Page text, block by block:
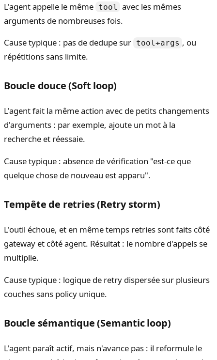
L'agent appelle le même tool
avec les mêmes
arguments de nombreuses fois.
Cause typique : pas de dedupe sur tool+args , ou
répétitions sans limite.
Boucle douce (Soft loop)
L'agent fait la même action avec de petits changements
d'arguments : par exemple, ajoute un mot à la
recherche et réessaie.
Cause typique : absence de vérification "est-ce que
quelque chose de nouveau est apparu".
Tempête de retries (Retry storm)
L'outil échoue, et en même temps retries sont faits côté
gateway et côté agent. Résultat : le nombre d'appels se
multiplie.
Cause typique : logique de retry dispersée sur plusieurs
couches sans policy unique.
Boucle sémantique (Semantic loop)
L'agent paraît actif, mais n'avance pas : il reformule le